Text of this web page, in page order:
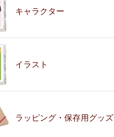
キャラクター
イラスト
ラッピング・保存用グッズ